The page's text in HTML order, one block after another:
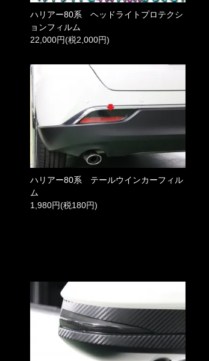
ハリアー80系 ヘッドライトプロテクシ
ョンフィルム
22,000円(税2,000円)
ハリアー80系 テールウインカーフィル
ム
1,980円(税180円)